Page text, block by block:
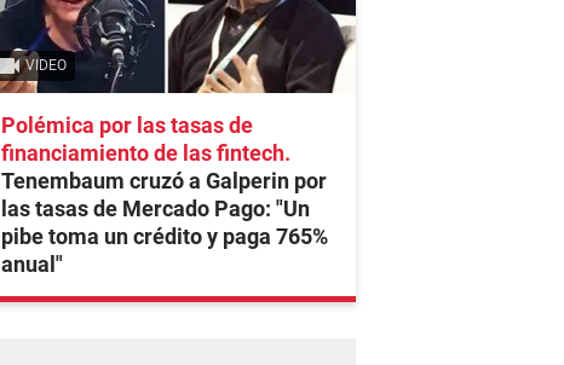
VIDEO
Polémica por las tasas de
financiamiento de las fintech
Tenembaum cruzó a Galperin por
las tasas de Mercado Pago: "Un
pibe toma un crédito y paga 765%
anual"